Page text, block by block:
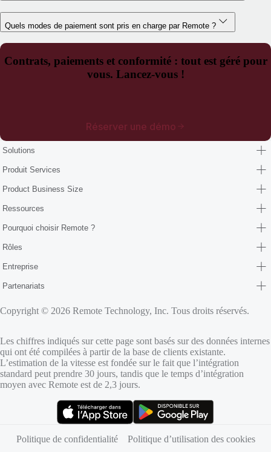
Quels modes de paiement sont pris en charge par Remote ?
Contrats, paiements et conformité : tout est géré pour
vous. Lancez-vous !
Réserver une démo
Solutions
Produit Services
Product Business Size
Ressources
Pourquoi choisir Remote ?
Rôles
Entreprise
Partenariats
Copyright © 2026 Remote Technology, Inc. Tous droits réservés.
Les chiffres indiqués sur cette page sont basés sur des données internes
qui ont été compilées à partir de la base de clients existante.
L’estimation de la vitesse est fondée sur le fait que l’intégration
standard peut prendre 30 jours, tandis que le temps d’intégration
moyen avec Remote est de 2,3 jours.
Politique de confidentialité
Politique d’utilisation des cookies